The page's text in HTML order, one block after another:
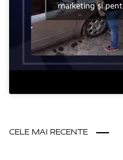
marketing și
CELE MAI RECENTE